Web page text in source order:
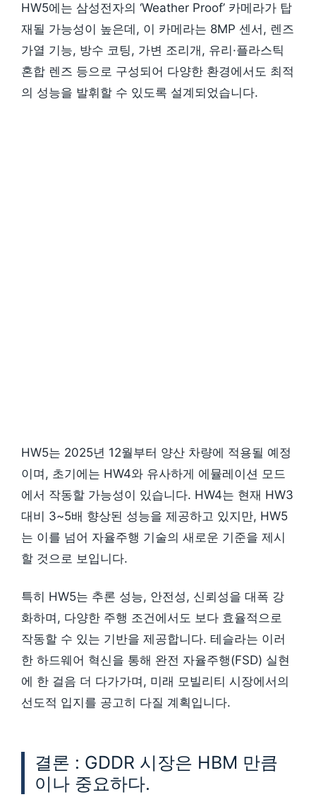
HW5에는 삼성전자의 ‘Weather Proof’ 카메라가 탑
재될 가능성이 높은데, 이 카메라는 8MP 센서, 렌즈
가열 기능, 방수 코팅, 가변 조리개, 유리·플라스틱
혼합 렌즈 등으로 구성되어 다양한 환경에서도 최적
의 성능을 발휘할 수 있도록 설계되었습니다.
HW5는 2025년 12월부터 양산 차량에 적용될 예정
이며, 초기에는 HW4와 유사하게 에뮬레이션 모드
에서 작동할 가능성이 있습니다. HW4는 현재 HW3
대비 3~5배 향상된 성능을 제공하고 있지만, HW5
는 이를 넘어 자율주행 기술의 새로운 기준을 제시
할 것으로 보입니다.
특히 HW5는 추론 성능, 안전성, 신뢰성을 대폭 강
화하며, 다양한 주행 조건에서도 보다 효율적으로
작동할 수 있는 기반을 제공합니다. 테슬라는 이러
한 하드웨어 혁신을 통해 완전 자율주행(FSD) 실현
에 한 걸음 더 다가가며, 미래 모빌리티 시장에서의
선도적 입지를 공고히 다질 계획입니다.
결론 : GDDR 시장은 HBM 만큼
이나 중요하다.